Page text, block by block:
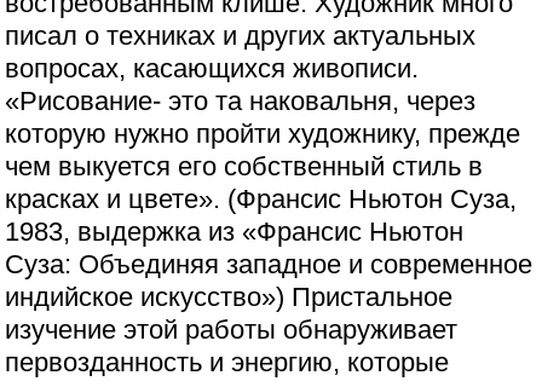
писал о техниках и других актуальных
вопросах, касающихся живописи.
«Рисование- это та наковальня, через
которую нужно пройти художнику, прежде
чем выкуется его собственный стиль в
красках и цвете». (Франсис Ньютон Суза,
1983, выдержка из «Франсис Ньютон
Суза: Объединяя западное и современное
индийское искусство») Пристальное
изучение этой работы обнаруживает
первозданность и энергию, которые